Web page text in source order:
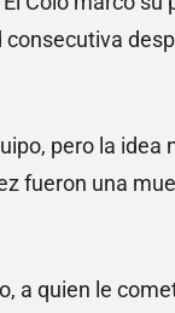
pero la idea
fueron una
a quien le